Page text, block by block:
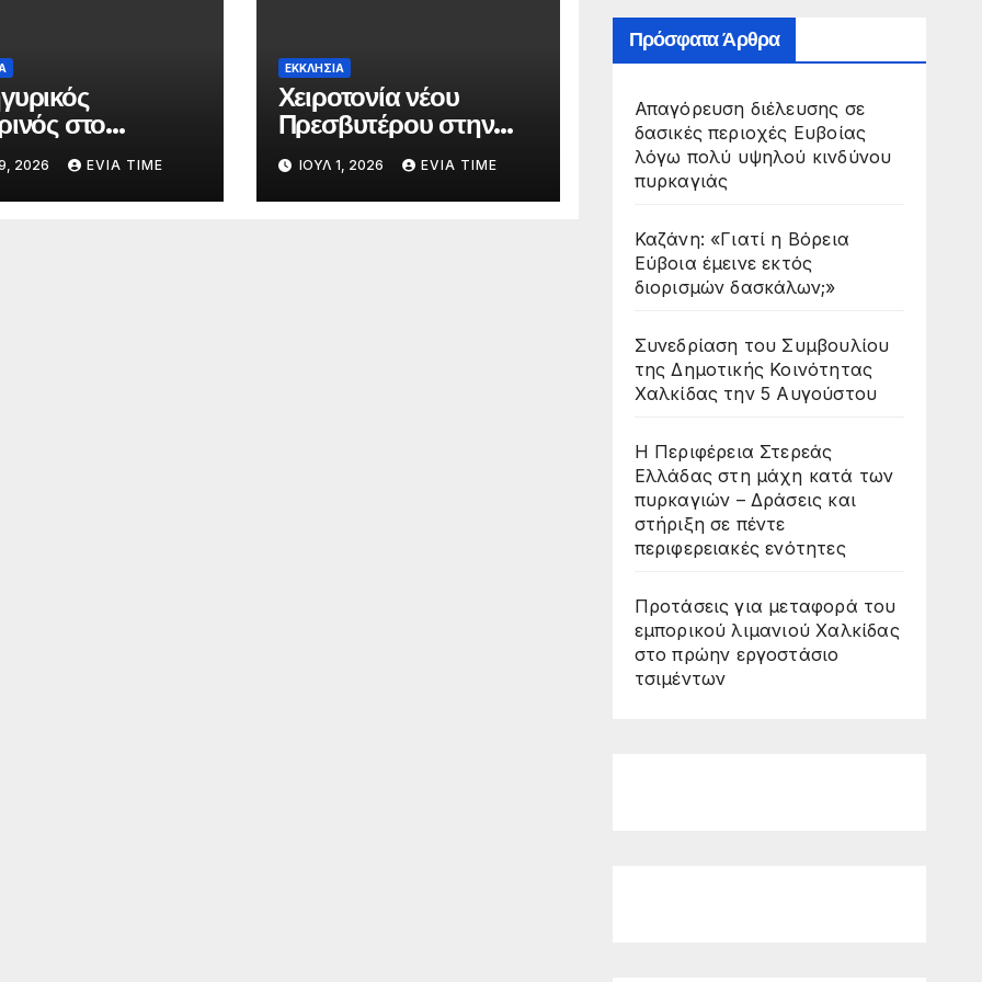
στο
Αγίας
στα Κάμπια
2026 EVIA TIME
ΕΚΚΛΗΣΙΑ
Χειροτονία νέου
Πρεσβυτέρου στην
Ιεραρχία της Χαλκίδας
ΙΟΎΛ 1, 2026 EVIA TIME
Πρόσφατα Άρθρα
Απαγόρευση διέλευσης σε
δασικές περιοχές Ευβοίας
λόγω πολύ υψηλού κινδύνου
πυρκαγιάς
Καζάνη: «Γιατί η Βόρεια
Εύβοια έμεινε εκτός
διορισμών δασκάλων;»
Συνεδρίαση του Συμβουλίου
της Δημοτικής Κοινότητας
Χαλκίδας την 5 Αυγούστου
Η Περιφέρεια Στερεάς
Ελλάδας στη μάχη κατά των
πυρκαγιών – Δράσεις και
στήριξη σε πέντε
περιφερειακές ενότητες
Προτάσεις για μεταφορά του
εμπορικού λιμανιού Χαλκίδας
στο πρώην εργοστάσιο
τσιμέντων